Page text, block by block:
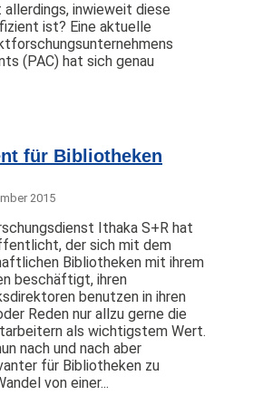
inwieweit diese
ist? Eine aktuelle
(PAC) hat sich genau
für Bibliotheken
2015
Ithaka S+R hat
der sich mit dem
Bibliotheken mit ihrem
beschäftigt, ihren
benutzen in ihren
Reden nur allzu gerne die
als wichtigstem Wert.
nach und nach aber
für Bibliotheken zu
von einer...